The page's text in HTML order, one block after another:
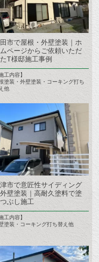
市で屋根・外壁塗装｜ホ
ページからご依頼いただ
T様邸施工事例
工内容】
塗装・外壁塗装・コーキング打ち
他
市で意匠性サイディング
壁塗装｜高耐久塗料で塗
ぶし施工
工内容】
塗装・コーキング打ち替え他